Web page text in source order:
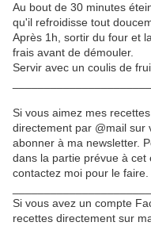
Au bout de 30 minutes
qu'il refroidisse tout
Après 1h, sortir du four et
frais avant de démouler.
Servir avec un coulis de
Si vous aimez mes
directement par @mail sur
abonner à ma newsletter.
dans la partie prévue à
contactez moi pour le faire.
Si vous avez un compte
recettes directement sur